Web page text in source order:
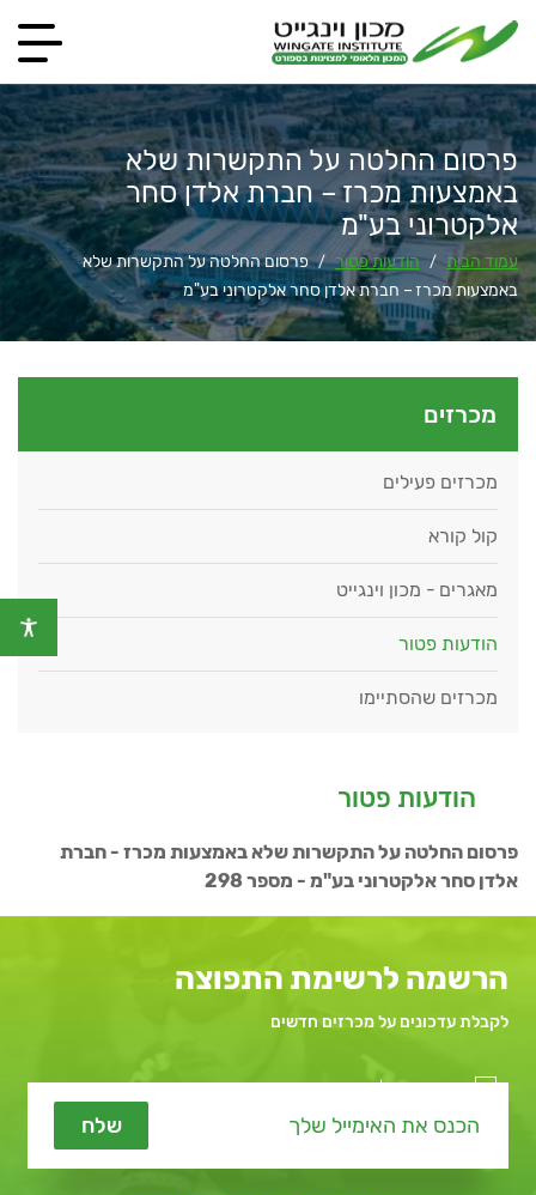
פרסום החלטה על התקשרות שלא
באמצעות מכרז – חברת אלדן סחר
אלקטרוני בע"מ
עמוד הבית / הודעות פטור / פרסום החלטה על התקשרות שלא
באמצעות מכרז – חברת אלדן סחר אלקטרוני בע"מ
מכרזים
מכרזים פעילים
קול קורא
מאגרים - מכון וינגייט
הודעות פטור
מכרזים שהסתיימו
הודעות פטור
פרסום החלטה על התקשרות שלא באמצעות מכרז - חברת
אלדן סחר אלקטרוני בע"מ - מספר 298
הרשמה לרשימת התפוצה
לקבלת עדכונים על מכרזים חדשים
שלח
מאשר קבלת תכנים שיווקיים